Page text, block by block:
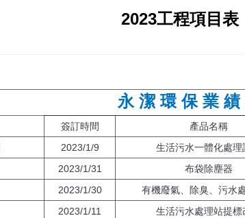
2023工程項目表
永 潔 環 保 業 績
簽訂時間 產品名稱
2023/1/9 生活污水一體化處理
2023/1/31 布袋除塵器
2023/1/30 有機廢氣、除臭、污水
2023/1/11 生活污水處理站提標